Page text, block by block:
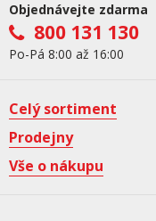
Objednávejte zdarma
800 131 130
Po-Pá 8:00 až 16:00
Celý sortiment
Prodejny
Vše o nákupu